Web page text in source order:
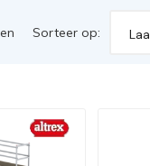
Sorteer op: